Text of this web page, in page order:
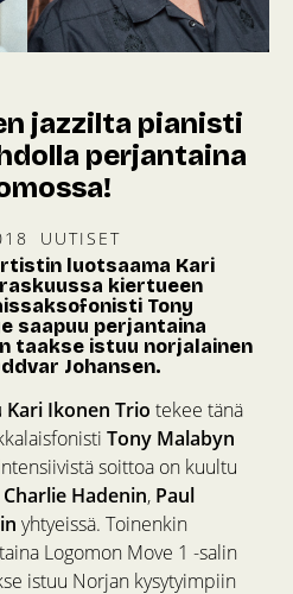
jazzilta pianisti
perjantaina
UUTISET
luotsaama Kari
kiertueen
Tony
saapuu perjantaina
taakse istuu norjalainen
Johansen.
Kari Ikonen Trio tekee tänä
Tony Malabyn
soittoa on kuultu
Charlie Hadenin, Paul
yhtyeissä. Toinenkin
Logomon Move 1 -salin
istuu Norjan kysytyimpiin